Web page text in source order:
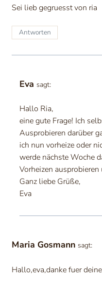
Sei lieb gegruesst von ria
Antworten
Eva sagt:
Hallo Ria,
eine gute Frage! Ich
Ausprobieren darüber
ich nun vorheize oder
werde nächste Woche
Vorheizen
Ganz liebe Grüße,
Eva
Maria Gosmann sagt:
Hallo,eva,danke fuer